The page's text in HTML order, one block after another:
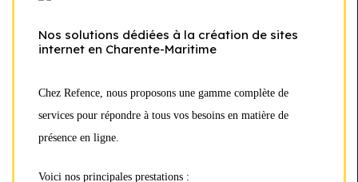
Nos solutions dédiées à la création de sites
internet en Charente-Maritime
Chez Refence, nous proposons une gamme complète de
services pour répondre à tous vos besoins en matière de
présence en ligne.
Voici nos principales prestations :